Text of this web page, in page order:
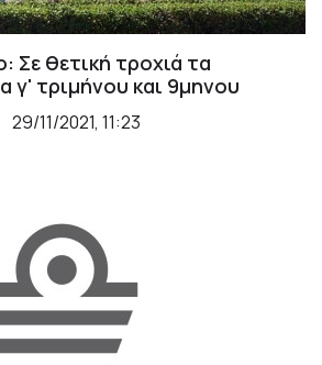
Σε θετική τροχιά τα
γ' τριμήνου και 9μηνου
29/11/2021, 11:23